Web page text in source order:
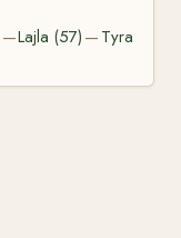
—Lajla (57) — Tyra